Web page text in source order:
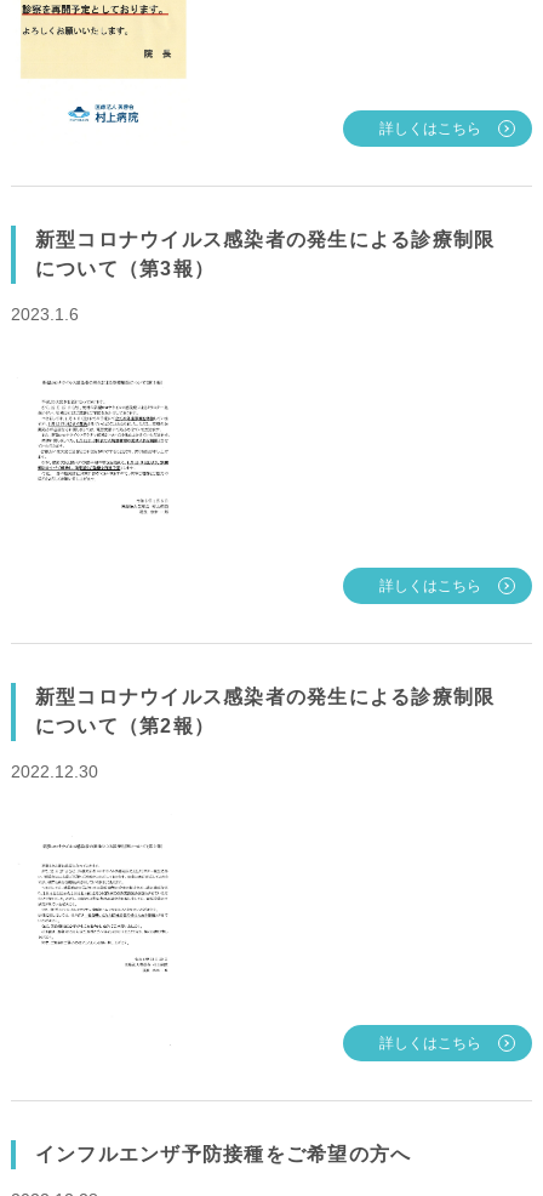
詳しくはこちら
新型コロナウイルス感染者の発生による診療制限
について（第3報）
2023.1.6
詳しくはこちら
新型コロナウイルス感染者の発生による診療制限
について（第2報）
2022.12.30
詳しくはこちら
インフルエンザ予防接種をご希望の方へ